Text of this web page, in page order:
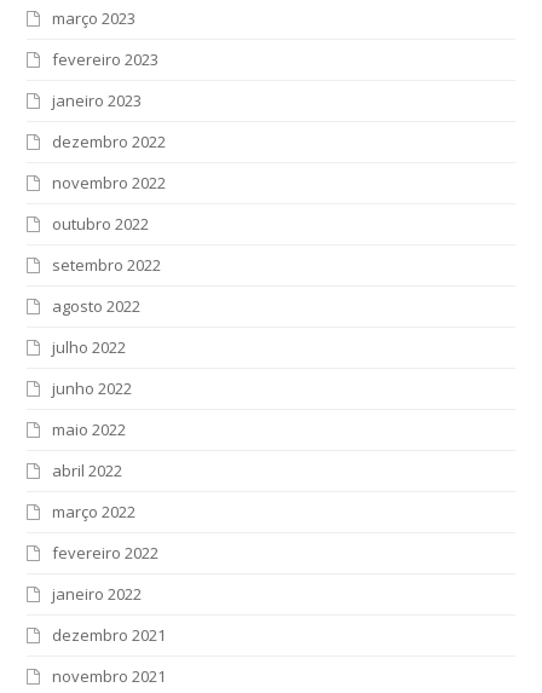
março 2023
fevereiro 2023
janeiro 2023
dezembro 2022
novembro 2022
outubro 2022
setembro 2022
agosto 2022
julho 2022
junho 2022
maio 2022
abril 2022
março 2022
fevereiro 2022
janeiro 2022
dezembro 2021
novembro 2021